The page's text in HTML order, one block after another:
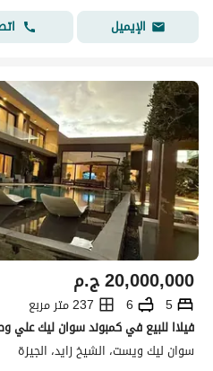
الإيميل
ج.م20,000,000
5
6
237 متر مربع
فيلاا للبيع في كمبوند سوان ليك علي
سوان ليك ويست، الشيخ زايد، الجيزة